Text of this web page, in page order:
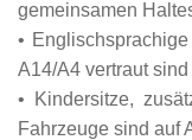
gemeinsamen
•
A14/A4 vertraut sind
•
Kindersitze,
Fahrzeuge sind auf